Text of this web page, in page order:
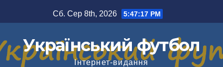
до
Сб. Сер 8th, 2026 5:47:18 PM
Український футбол
Інтернет-видання